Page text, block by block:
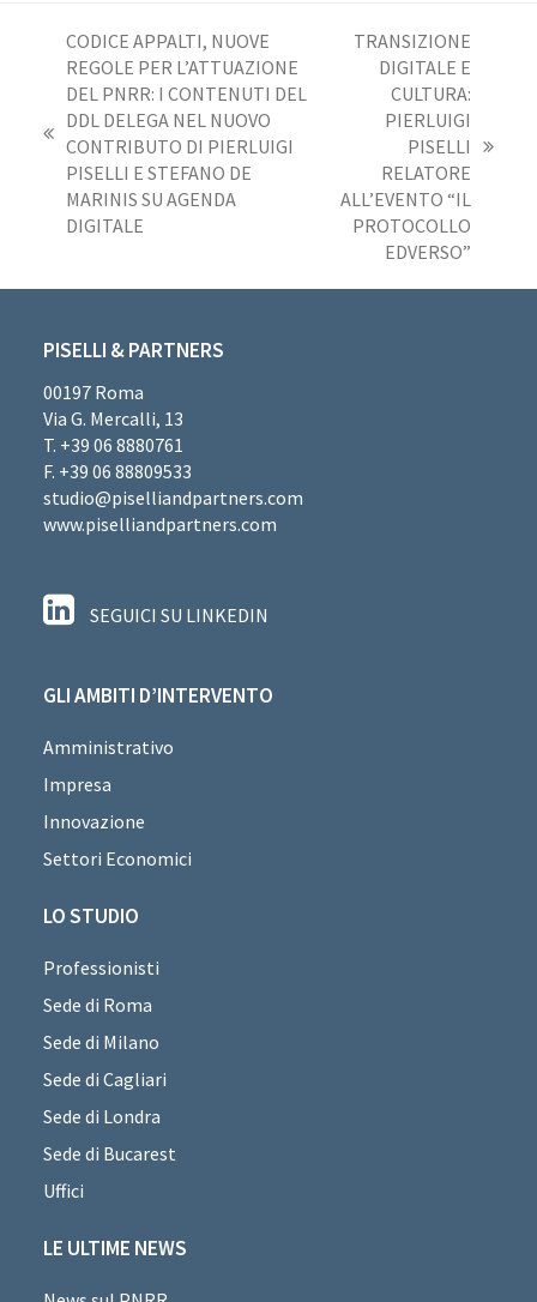
post
precedente:
CODICE APPALTI, NUOVE
REGOLE PER L’ATTUAZIONE
DEL PNRR: I CONTENUTI DEL
DDL DELEGA NEL NUOVO
CONTRIBUTO DI PIERLUIGI
PISELLI E STEFANO DE
MARINIS SU AGENDA
DIGITALE
successivo:
TRANSIZIONE
DIGITALE E
CULTURA:
PIERLUIGI
PISELLI
RELATORE
ALL’EVENTO “IL
PROTOCOLLO
EDVERSO”
PISELLI & PARTNERS
00197 Roma
Via G. Mercalli, 13
T. +39 06 8880761
F. +39 06 88809533
studio@piselliandpartners.com
www.piselliandpartners.com
SEGUICI SU LINKEDIN
GLI AMBITI D’INTERVENTO
Amministrativo
Impresa
Innovazione
Settori Economici
LO STUDIO
Professionisti
Sede di Roma
Sede di Milano
Sede di Cagliari
Sede di Londra
Sede di Bucarest
Uffici
LE ULTIME NEWS